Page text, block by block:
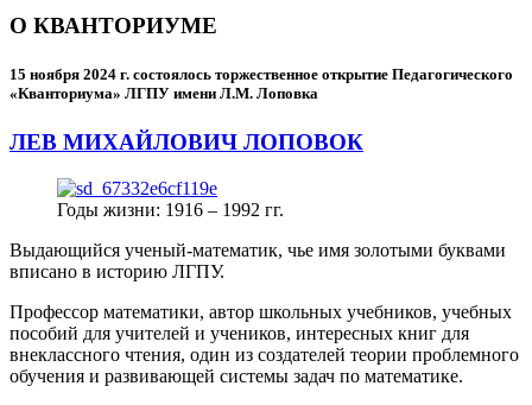
О КВАНТОРИУМЕ
15 ноября 2024 г. состоялось торжественное открытие Педагогического
«Кванториума» ЛГПУ имени Л.М. Лоповка
ЛЕВ МИХАЙЛОВИЧ ЛОПОВОК
Годы жизни: 1916 – 1992 гг.
Выдающийся ученый-математик, чье имя золотыми буквами
вписано в историю ЛГПУ.
Профессор математики, автор школьных учебников, учебных
пособий для учителей и учеников, интересных книг для
внеклассного чтения, один из создателей теории проблемного
обучения и развивающей системы задач по математике.